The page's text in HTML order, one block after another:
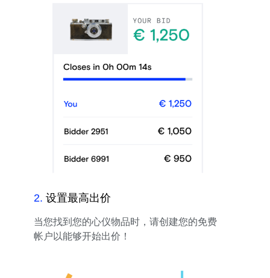
2. 设置最高出价
当您找到您的心仪物品时，请创建您的免费
帐户以能够开始出价！